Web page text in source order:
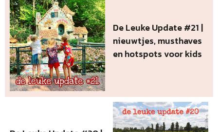
De Leuke Update #21 |
nieuwtjes, musthaves
en hotspots voor kids